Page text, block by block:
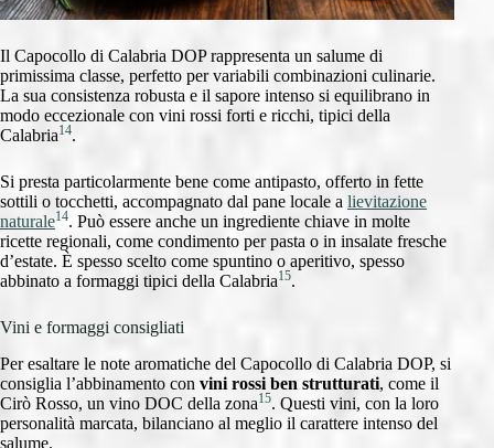
Il Capocollo di Calabria DOP rappresenta un salume di
primissima classe, perfetto per variabili combinazioni culinarie.
La sua consistenza robusta e il sapore intenso si equilibrano in
modo eccezionale con vini rossi forti e ricchi, tipici della
Calabria14.
Si presta particolarmente bene come antipasto, offerto in fette
sottili o tocchetti, accompagnato dal pane locale a lievitazione
naturale14. Può essere anche un ingrediente chiave in molte
ricette regionali, come condimento per pasta o in insalate fresche
d’estate. È spesso scelto come spuntino o aperitivo, spesso
abbinato a formaggi tipici della Calabria15.
Vini e formaggi consigliati
Per esaltare le note aromatiche del Capocollo di Calabria DOP, si
consiglia l’abbinamento con vini rossi ben strutturati, come il
Cirò Rosso, un vino DOC della zona15. Questi vini, con la loro
personalità marcata, bilanciano al meglio il carattere intenso del
salume.